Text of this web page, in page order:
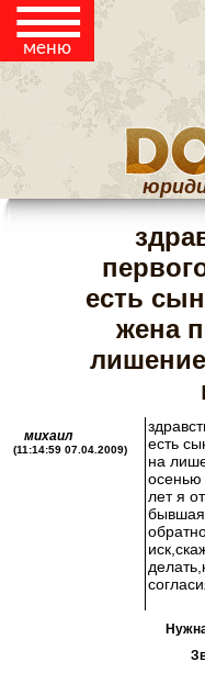
☰
меню
есть
жена
михаил
(11:14:59 07.04.2009)
есть
на
осенью
лет я
бывшая